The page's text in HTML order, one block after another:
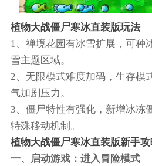
植物大战僵尸寒冰直装版玩法
1、禅境花园有冰雪扩展，可种
雪主题区域。
2、无限模式难度加码，生存模
气加剧压力。
3、僵尸特性有强化，新增冰冻
特殊移动机制。
植物大战僵尸寒冰直装版新手
一、启动游戏：进入冒险模式